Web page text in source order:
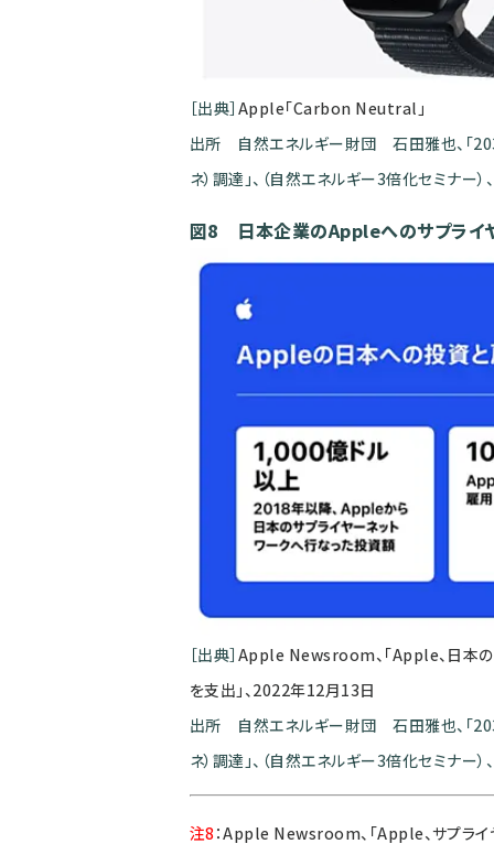
［出典］ Apple「Carbon Neutral」
出所 自然エネルギー財団 石田雅也、「
ネ）調達」、（自然エネルギー3倍化セミナー
図8 日本企業のAppleへのサプライ
［出典］ Apple Newsroom、「Apple、日本
を支出」、2022年12月13日
出所 自然エネルギー財団 石田雅也、「
ネ）調達」、（自然エネルギー3倍化セミナー
注8：Apple Newsroom、「Apple、サプライ